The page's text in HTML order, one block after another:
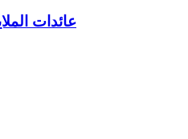
عائدات